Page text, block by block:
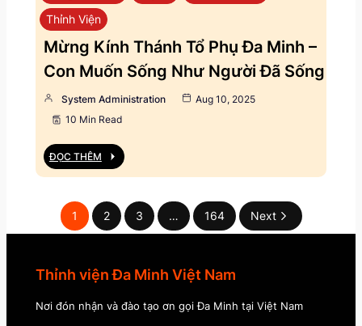
Thỉnh Viện
Mừng Kính Thánh Tổ Phụ Đa Minh –
Con Muốn Sống Như Người Đã Sống
System Administration
Aug 10, 2025
10 Min Read
ĐỌC THÊM
1 2 3 … 164 Next
Thỉnh viện Đa Minh Việt Nam
Nơi đón nhận và đào tạo ơn gọi Đa Minh tại Việt Nam